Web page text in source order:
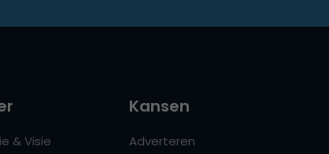
& Visie
Kansen
Adverteren